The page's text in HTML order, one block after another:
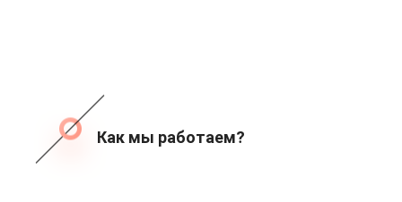
Как мы работаем?